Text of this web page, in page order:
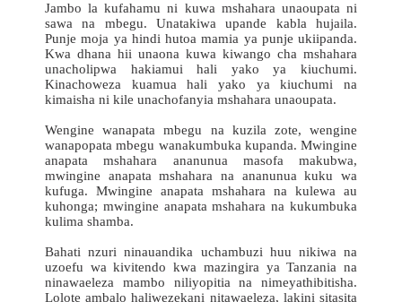
Jambo la kufahamu ni kuwa mshahara unaoupata ni
sawa na mbegu. Unatakiwa upande kabla hujaila.
Punje moja ya hindi hutoa mamia ya punje ukiipanda.
Kwa dhana hii unaona kuwa kiwango cha mshahara
unacholipwa hakiamui hali yako ya kiuchumi.
Kinachoweza kuamua hali yako ya kiuchumi na
kimaisha ni kile unachofanyia mshahara unaoupata.
Wengine wanapata mbegu na kuzila zote, wengine
wanapopata mbegu wanakumbuka kupanda. Mwingine
anapata mshahara ananunua masofa makubwa,
mwingine anapata mshahara na ananunua kuku wa
kufuga. Mwingine anapata mshahara na kulewa au
kuhonga; mwingine anapata mshahara na kukumbuka
kulima shamba.
Bahati nzuri ninauandika uchambuzi huu nikiwa na
uzoefu wa kivitendo kwa mazingira ya Tanzania na
ninawaeleza mambo niliyopitia na nimeyathibitisha.
Lolote ambalo haliwezekani nitawaeleza, lakini sitasita